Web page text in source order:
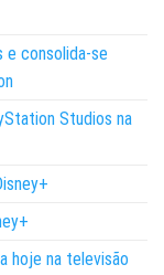
e consolida-se
Studios na
hoje na televisão